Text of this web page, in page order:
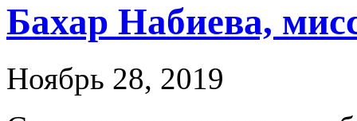
Бахар Набиева,
Ноябрь 28, 2019